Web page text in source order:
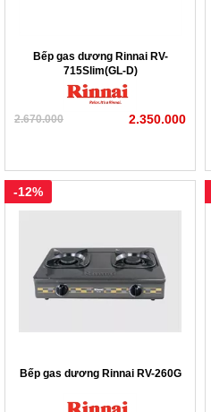
Bếp gas dương Rinnai RV-
715Slim(GL-D)
2.670.000 2.350.000
Bếp gas dương Rinnai RV-260G
-12%